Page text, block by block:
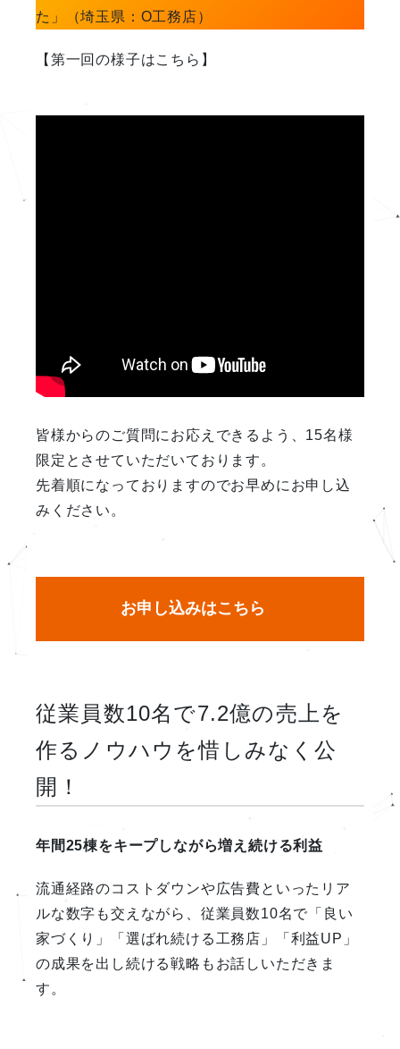
た」（埼玉県：O工務店）
【第一回の様子はこちら】
皆様からのご質問にお応えできるよう、15名様
限定とさせていただいております。
先着順になっておりますのでお早めにお申し込
みください。
お申し込みはこちら
従業員数10名で7.2億の売上を
作るノウハウを惜しみなく公
開！
年間25棟をキープしながら増え続ける利益
流通経路のコストダウンや広告費といったリア
ルな数字も交えながら、従業員数10名で「良い
家づくり」「選ばれ続ける工務店」「利益UP」
の成果を出し続ける戦略もお話しいただきま
す。